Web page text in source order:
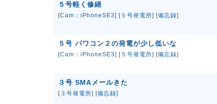
５号軽く修繕
[Cam：iPhoneSE3] [ ５号発電所] [備忘録]
５号 パワコン２の発電が少し低いな
[Cam：iPhoneSE3] [ ５号発電所] [備忘録]
３号 SMAメールきた
[ ３号発電所] [備忘録]